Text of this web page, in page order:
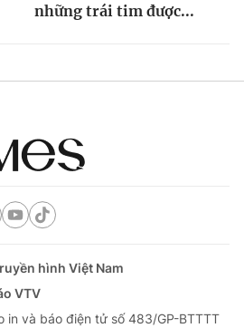
những trái tim được...
hình Việt Nam
VTV
in và báo điện tử số 483/GP-BTTTT